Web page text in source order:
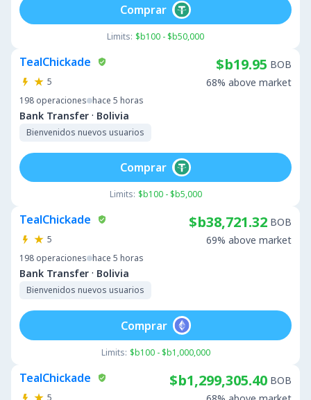
Limits: $b100 - $b50,000
Comprar
TealChickade
5
198 operaciones hace 5 horas
Bank Transfer · Bolivia
Bienvenidos nuevos usuarios
$b19.95 BOB
68% above market
Limits: $b100 - $b5,000
Comprar
TealChickade
5
198 operaciones hace 5 horas
Bank Transfer · Bolivia
Bienvenidos nuevos usuarios
$b38,721.32 BOB
69% above market
Limits: $b100 - $b1,000,000
Comprar
TealChickade
5
$b1,299,305.40 BOB